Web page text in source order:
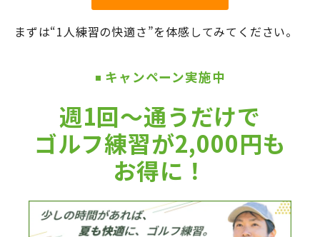
まずは“1人練習の快適さ”を体感してみてください。
■ キャンペーン実施中
週1回〜通うだけで
ゴルフ練習が2,000円も
お得に！